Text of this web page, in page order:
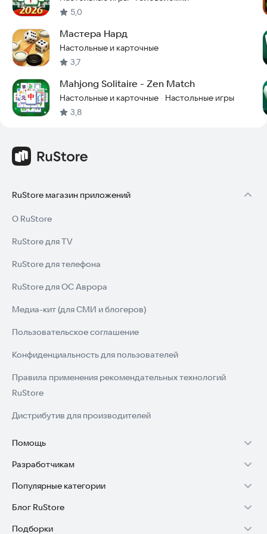
5,0
Мастера Нард
Настольные и карточные
3,7
Mahjong Solitaire - Zen Match
Настольные и карточные · Настольные игры
3,8
RuStore магазин приложений
О RuStore
RuStore для TV
RuStore для телефона
RuStore для ОС Аврора
Медиа-кит (для СМИ и блогеров)
Пользовательское соглашение
Конфиденциальность для пользователей
Правила применения рекомендательных технологий
RuStore
Дистрибутив для производителей
Помощь
Установка RuStore на TV
Установка RuStore на телефон
Установка RuStore в машину
Разработчикам
Зарабатывать с RuStore
Стать разработчиком
Популярные категории
Игры для Android
Блог RuStore
Обзоры игр для Android 2025
Подборки